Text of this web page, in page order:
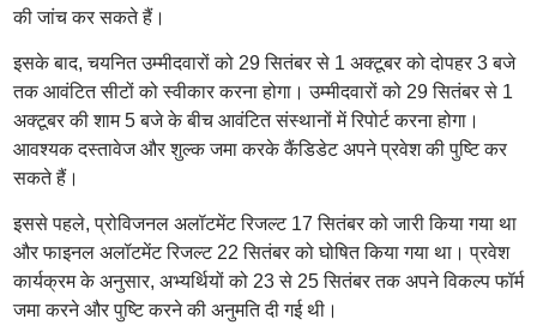
की जांच कर सकते हैं।
इसके बाद, चयनित उम्मीदवारों को 29 सितंबर से 1 अक्टूबर को दोपहर 3 बजे
तक आवंटित सीटों को स्वीकार करना होगा। उम्मीदवारों को 29 सितंबर से 1
अक्टूबर की शाम 5 बजे के बीच आवंटित संस्थानों में रिपोर्ट करना होगा।
आवश्यक दस्तावेज और शुल्क जमा करके कैंडिडेट अपने प्रवेश की पुष्टि कर
सकते हैं।
इससे पहले, प्रोविजनल अलॉटमेंट रिजल्ट 17 सितंबर को जारी किया गया था
और फाइनल अलॉटमेंट रिजल्ट 22 सितंबर को घोषित किया गया था। प्रवेश
कार्यक्रम के अनुसार, अभ्यर्थियों को 23 से 25 सितंबर तक अपने विकल्प फॉर्म
जमा करने और पुष्टि करने की अनुमति दी गई थी।